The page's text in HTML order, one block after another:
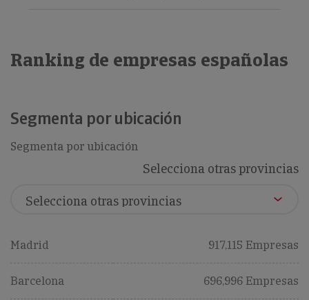
Ranking de empresas españolas
Segmenta por ubicación
Segmenta por ubicación
Selecciona otras provincias
Madrid 917,115 Empresas
Barcelona 696,996 Empresas